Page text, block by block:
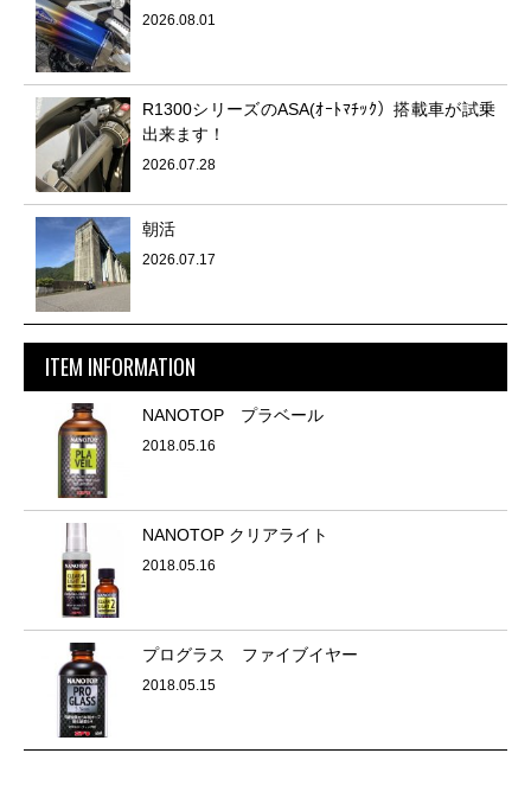
2026.08.01
R1300シリーズのASA(ｵｰﾄﾏﾁｯｸ）搭載車が試乗
出来ます！
2026.07.28
朝活
2026.07.17
ITEM INFORMATION
NANOTOP プラベール
2018.05.16
NANOTOP クリアライト
2018.05.16
プログラス ファイブイヤー
2018.05.15